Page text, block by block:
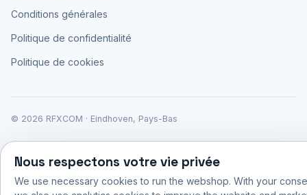
Conditions générales
Politique de confidentialité
Politique de cookies
© 2026 RFXCOM · Eindhoven, Pays-Bas
Nous respectons votre vie privée
We use necessary cookies to run the webshop. With your